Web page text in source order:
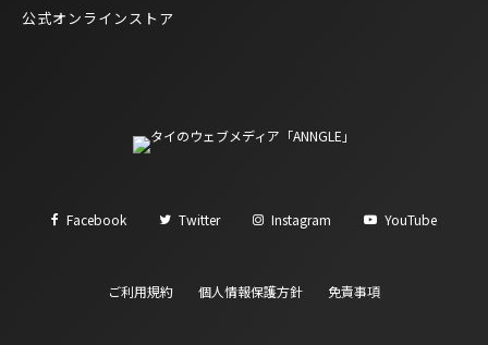
公式オンラインストア
Facebook Twitter Instagram YouTube
ご利用規約 個人情報保護方針 免責事項